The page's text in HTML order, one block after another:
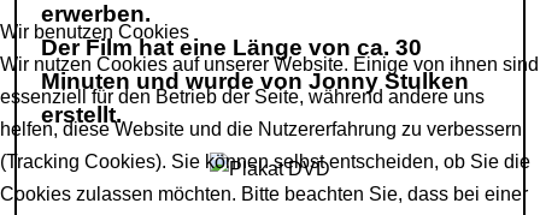
erwerben.
Der Film hat eine Länge von ca. 30
Minuten und wurde von Jonny Stulken
erstellt.
Wir benutzen Cookies
Wir nutzen Cookies auf unserer Website. Einige von ihnen sind
essenziell für den Betrieb der Seite, während andere uns
helfen, diese Website und die Nutzererfahrung zu verbessern
(Tracking Cookies). Sie können selbst entscheiden, ob Sie die
Cookies zulassen möchten. Bitte beachten Sie, dass bei einer